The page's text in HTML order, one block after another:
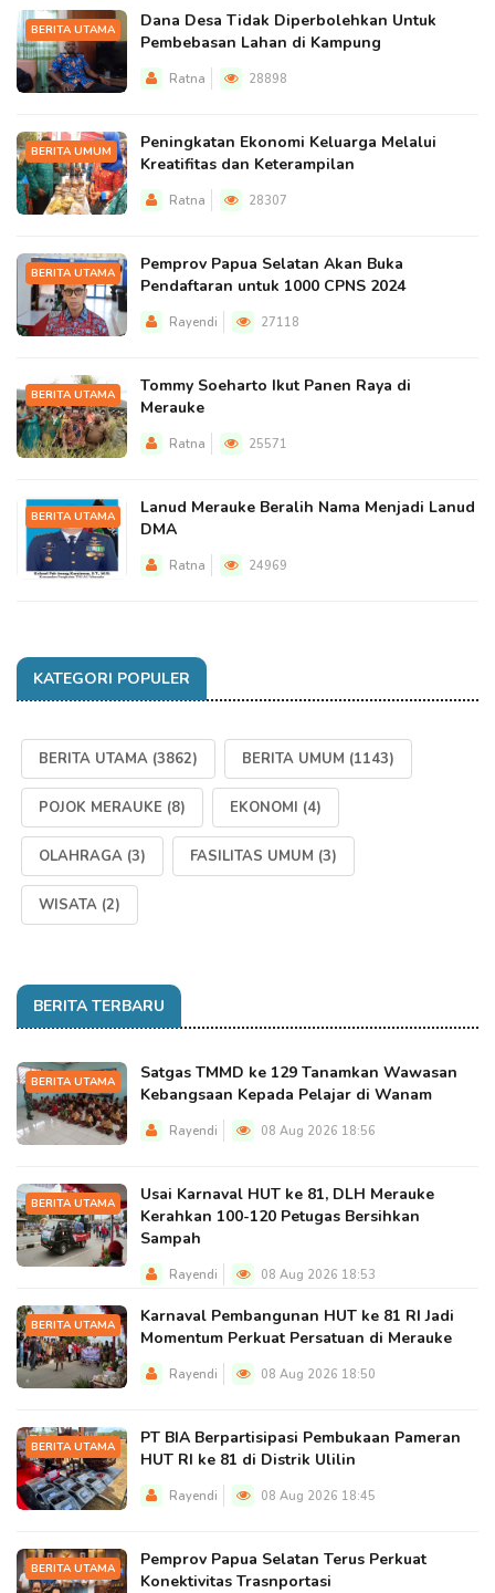
BERITA UTAMA
Dana Desa Tidak Diperbolehkan Untuk
Pembebasan Lahan di Kampung
Ratna 28898
BERITA UMUM
Peningkatan Ekonomi Keluarga Melalui
Kreatifitas dan Keterampilan
Ratna 28307
BERITA UTAMA
Pemprov Papua Selatan Akan Buka
Pendaftaran untuk 1000 CPNS 2024
Rayendi 27118
BERITA UTAMA
Tommy Soeharto Ikut Panen Raya di
Merauke
Ratna 25571
BERITA UTAMA
Lanud Merauke Beralih Nama Menjadi Lanud
DMA
Ratna 24969
KATEGORI POPULER
BERITA UTAMA (3862) BERITA UMUM (1143)
POJOK MERAUKE (8) EKONOMI (4)
OLAHRAGA (3) FASILITAS UMUM (3)
WISATA (2)
BERITA TERBARU
BERITA UTAMA
Satgas TMMD ke 129 Tanamkan Wawasan
Kebangsaan Kepada Pelajar di Wanam
Rayendi 08 Aug 2026 18:56
BERITA UTAMA
Usai Karnaval HUT ke 81, DLH Merauke
Kerahkan 100-120 Petugas Bersihkan
Sampah
Rayendi 08 Aug 2026 18:53
BERITA UTAMA
Karnaval Pembangunan HUT ke 81 RI Jadi
Momentum Perkuat Persatuan di Merauke
Rayendi 08 Aug 2026 18:50
BERITA UTAMA
PT BIA Berpartisipasi Pembukaan Pameran
HUT RI ke 81 di Distrik Ulilin
Rayendi 08 Aug 2026 18:45
BERITA UTAMA
Pemprov Papua Selatan Terus Perkuat
Konektivitas Trasnportasi